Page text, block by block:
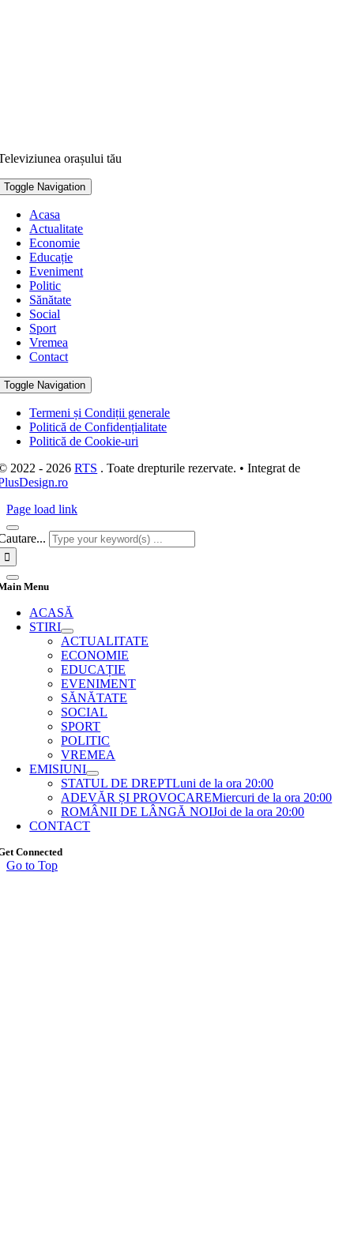
orașului tău
Toggle Navigation
Acasa
Actualitate
Economie
Educație
Eveniment
Politic
Sănătate
Social
Sport
Vremea
Contact
Toggle Navigation
Termeni și Condiții generale
Politică de Confidențialitate
Politică de Cookie-uri
2022 - 2026RTS . Toate drepturile rezervate. • Integrat de
Page load link
Menu
ACASĂ
STIRI
ACTUALITATE
ECONOMIE
EDUCAȚIE
EVENIMENT
SĂNĂTATE
SOCIAL
SPORT
POLITIC
VREMEA
EMISIUNI
STATUL DE DREPTLuni de la ora 20:00
ADEVĂR ȘI PROVOCAREMiercuri de la ora 20:00
ROMÂNII DE LÂNGĂ NOIJoi de la ora 20:00
CONTACT
Connected
Go to Top